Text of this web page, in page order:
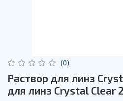
(0)
Раствор для линз
для линз Crystal Clear